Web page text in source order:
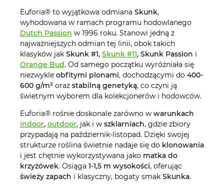
Euforia® to wyjątkowa odmiana Skunk,
wyhodowana w ramach programu hodowlanego
Dutch Passion w 1996 roku. Stanowi jedną z
najważniejszych odmian tej linii, obok takich
klasyków jak Skunk #1, Skunk #11, Skunk Passion i
Orange Bud. Od samego początku wyróżniała się
niezwykle obfitymi plonami, dochodzącymi do 400-
600 g/m² oraz stabilną genetyką, co czyni ją
świetnym wyborem dla kolekcjonerów i hodowców.
Euforia® rośnie doskonale zarówno w warunkach
indoor, outdoor, jak i w szklarniach, gdzie zbiory
przypadają na październik-listopad. Dzięki swojej
strukturze roślina świetnie nadaje się do klonowania
i jest chętnie wykorzystywana jako matka do
krzyżówek. Osiąga 1-1,5 m wysokości, oferując
świeży zapach i klasyczny, bogaty smak Skunka.